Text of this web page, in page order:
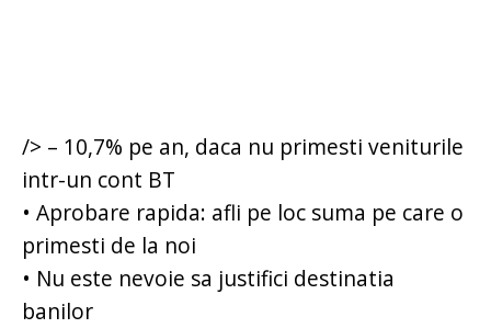
/> – 10,7% pe an, daca nu primesti veniturile
intr-un cont BT
• Aprobare rapida: afli pe loc suma pe care o
primesti de la noi
• Nu este nevoie sa justifici destinatia
banilor